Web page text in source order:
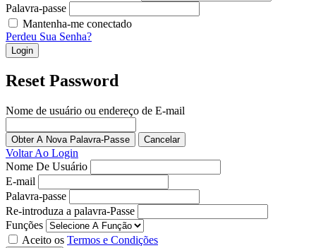
Palavra-passe
Mantenha-me conectado
Perdeu Sua Senha?
Login
Reset Password
Nome de usuário ou endereço de E-mail
Obter A Nova Palavra-Passe
Voltar Ao Login
Nome De Usuário
E-mail
Palavra-passe
Re-introduza a palavra-Passe
Funções
Aceito os Termos e Condições